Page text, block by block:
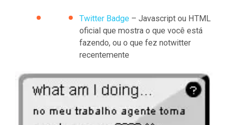
Twitter Badge – Javascript ou HTML
oficial que mostra o que você está
fazendo, ou o que fez notwitter
recentemente